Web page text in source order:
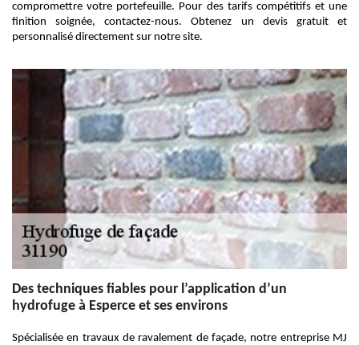
compromettre votre portefeuille. Pour des tarifs compétitifs et une
finition soignée, contactez-nous. Obtenez un devis gratuit et
personnalisé directement sur notre site.
Des techniques fiables pour l’application d’un
hydrofuge à Esperce et ses environs
Spécialisée en travaux de ravalement de façade, notre entreprise MJ